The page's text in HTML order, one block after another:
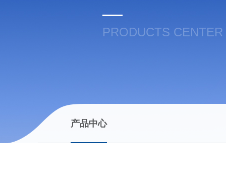
PRODUCTS CENTER
产品中心